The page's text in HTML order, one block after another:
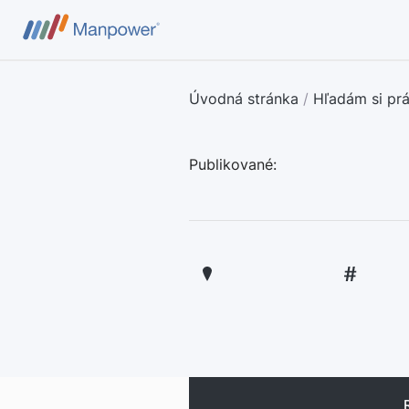
Úvodná stránka / Hľadám si
Publikované: